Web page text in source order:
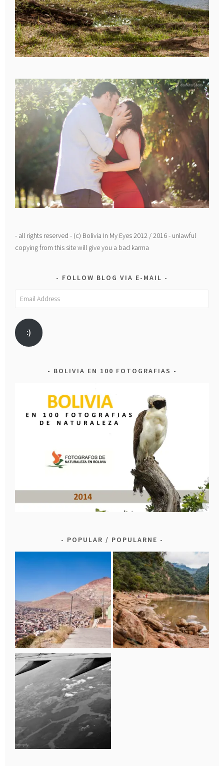
- all rights reserved - (c) Bolivia In My Eyes 2012 / 2016 - unlawful
copying from this site will give you a bad karma
FOLLOW BLOG VIA E-MAIL
Email
:)
BOLIVIA EN 100 FOTOGRAFIAS
POPULAR / POPULARNE